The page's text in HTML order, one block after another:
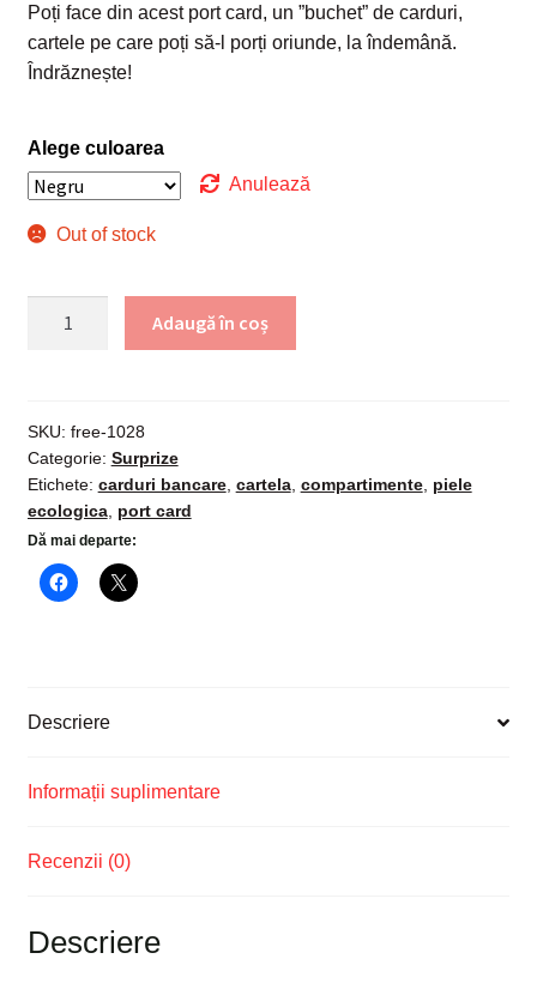
Poți face din acest port card, un ”buchet” de carduri,
cartele pe care poți să-l porți oriunde, la îndemână.
Îndrăznește!
Alege culoarea
Anulează
Out of stock
cartela,
carduri
bancare,
24
de
compartimente
Adaugă în coș
SKU: free-1028
Categorie: Surprize
Etichete: carduri bancare, cartela, compartimente, piele
ecologica, port card
Dă mai departe:
Descriere
Informații suplimentare
Recenzii (0)
Descriere